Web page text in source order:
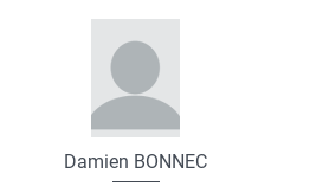
Damien BONNEC